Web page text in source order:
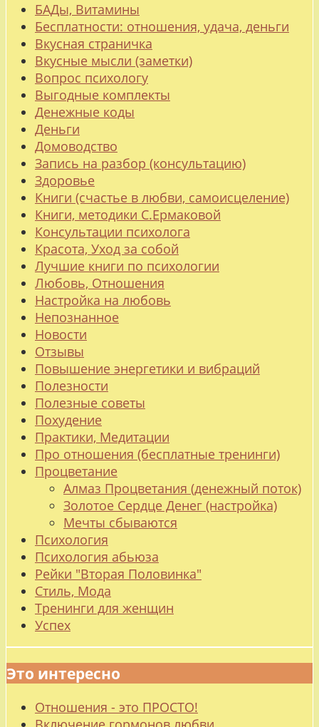
БАДы, Витамины
Бесплатности: отношения, удача, деньги
Вкусная страничка
Вкусные мысли (заметки)
Вопрос психологу
Выгодные комплекты
Денежные коды
Деньги
Домоводство
Запись на разбор (консультацию)
Здоровье
Книги (счастье в любви, самоисцеление)
Книги, методики С.Ермаковой
Консультации психолога
Красота, Уход за собой
Лучшие книги по психологии
Любовь, Отношения
Настройка на любовь
Непознанное
Новости
Отзывы
Повышение энергетики и вибраций
Полезности
Полезные советы
Похудение
Практики, Медитации
Про отношения (бесплатные тренинги)
Процветание
Алмаз Процветания (денежный поток)
Золотое Сердце Денег (настройка)
Мечты сбываются
Психология
Психология абьюза
Рейки "Вторая Половинка"
Стиль, Мода
Тренинги для женщин
Успех
Это интересно
Отношения - это ПРОСТО!